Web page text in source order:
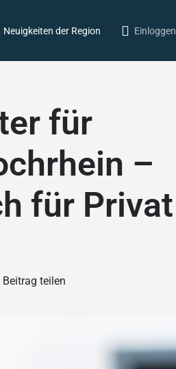
Neuigkeiten der Region Einloggen
für
–
für Privat
Beitrag teilen